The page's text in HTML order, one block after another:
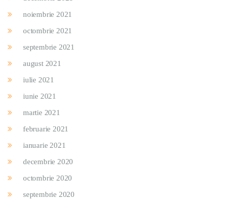
noiembrie 2021
octombrie 2021
septembrie 2021
august 2021
iulie 2021
iunie 2021
martie 2021
februarie 2021
ianuarie 2021
decembrie 2020
octombrie 2020
septembrie 2020